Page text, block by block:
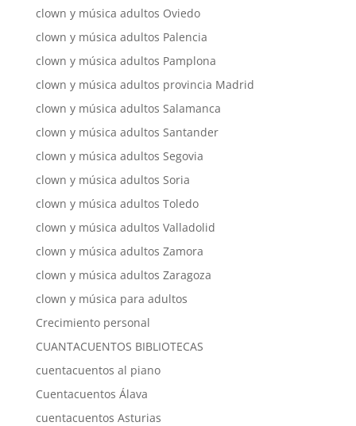
clown y música adultos Oviedo
clown y música adultos Palencia
clown y música adultos Pamplona
clown y música adultos provincia Madrid
clown y música adultos Salamanca
clown y música adultos Santander
clown y música adultos Segovia
clown y música adultos Soria
clown y música adultos Toledo
clown y música adultos Valladolid
clown y música adultos Zamora
clown y música adultos Zaragoza
clown y música para adultos
Crecimiento personal
CUANTACUENTOS BIBLIOTECAS
cuentacuentos al piano
Cuentacuentos Álava
cuentacuentos Asturias